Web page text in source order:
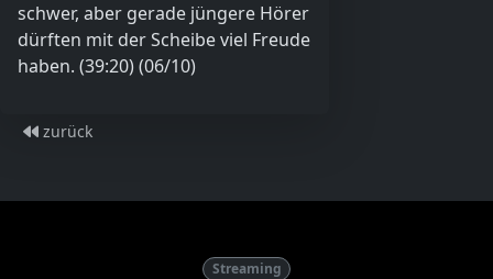
schwer, aber gerade jüngere Hörer
dürften mit der Scheibe viel Freude
haben. (39:20) (06/10)
zurück
Streaming